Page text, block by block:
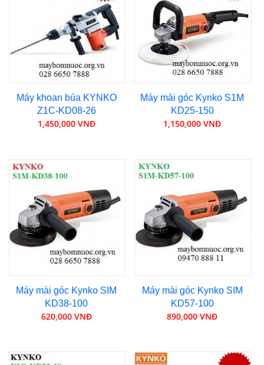
Máy khoan búa KYNKO
Z1C-KD08-26
1,450,000 VNĐ
Máy mài góc Kynko S1M
KD25-150
1,150,000 VNĐ
Máy mài góc Kynko SIM
KD38-100
620,000 VNĐ
Máy mài góc Kynko SIM
KD57-100
890,000 VNĐ